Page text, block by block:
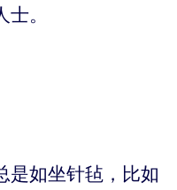
。
是如坐针毡，比如